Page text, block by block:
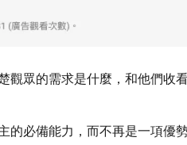
觀眾的需求是什麼，和他們收
必備能力，而不再是一項優勢